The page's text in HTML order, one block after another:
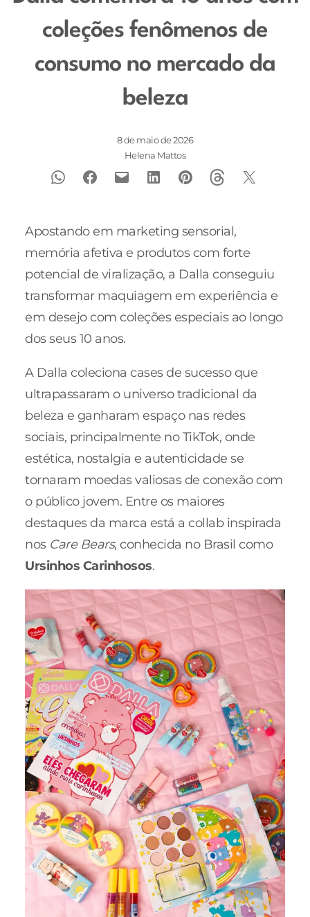
coleções fenômenos de
consumo no mercado da
beleza
8 de maio de 2026
Helena Mattos
Apostando em marketing sensorial,
memória afetiva e produtos com forte
potencial de viralização, a Dalla conseguiu
transformar maquiagem em experiência e
em desejo com coleções especiais ao longo
dos seus 10 anos.
A Dalla coleciona cases de sucesso que
ultrapassaram o universo tradicional da
beleza e ganharam espaço nas redes
sociais, principalmente no TikTok, onde
estética, nostalgia e autenticidade se
tornaram moedas valiosas de conexão com
o público jovem. Entre os maiores
destaques da marca está a collab inspirada
nos Care Bears, conhecida no Brasil como
Ursinhos Carinhosos.